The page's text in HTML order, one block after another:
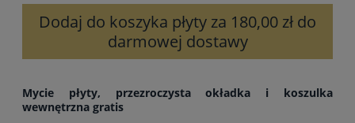
Dodaj do koszyka płyty za 180,00 zł do
darmowej dostawy
Mycie płyty, przezroczysta okładka i koszulka
wewnętrzna gratis